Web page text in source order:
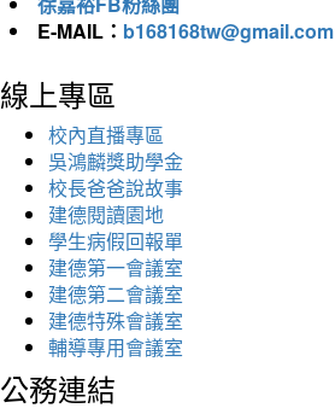
E-MAIL： b168168tw@gmail.com
線上專區
校內直播專區
吳鴻麟獎助學金
校長爸爸說故事
建德閱讀園地
學生病假回報單
建德第一會議室
建德第二會議室
建德特殊會議室
輔導專用會議室
公務連結